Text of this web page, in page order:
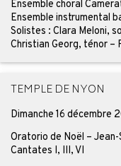
Ensemble choral
Ensemble instrumental
Solistes : Clara Meloni,
Christian Georg, ténor –
TEMPLE DE NYON
Dimanche 16 décembre
Oratorio de Noël –
Cantates I, III, VI